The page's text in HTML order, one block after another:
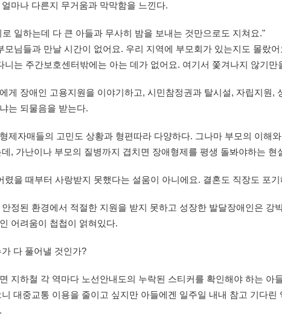
얼마나 다른지 무거움과 막막함을 느낀다.
로 일하는데 다 큰 아들과 무사히 밤을 보내는 것만으로도 지쳐요."
모님들과 만날 시간이 없어요. 우리 지역에 부모회가 있는지도 몰랐어
니는 주간보호센터밖에는 아는 데가 없어요. 여기서 쫓겨나지 않기만
게 장애인 고용지원을 이야기하고, 시민참정권과 탈시설, 자립지원,
는 되물음을 받는다.
제자매들의 고민도 상황과 형편따라 다양하다. 그나마 부모의 이해
데, 가난이나 부모의 질병까지 겹치면 장애형제를 평생 돌봐야하는 현
렸을 때부터 사랑받지 못했다는 설움이 아니에요. 결혼도 직장도 포
안정된 환경에서 적절한 지원을 받지 못하고 성장한 발달장애인은 강
어려움이 첩첩이 얽혀있다.
가 다 풀어낼 것인가?
지하철 각 역마다 노선안내도의 누락된 스티커를 확인해야 하는 아
니 대중교통 이용을 줄이고 싶지만 아들에겐 일주일 내내 참고 기다